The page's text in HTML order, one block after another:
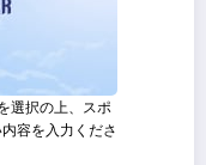
選択の上、スポ
容を入力くださ